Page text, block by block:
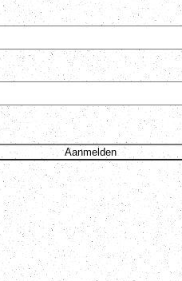
Aanmelden